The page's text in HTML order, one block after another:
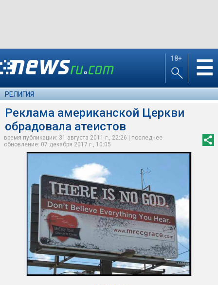
18+ ☰
РЕЛИГИЯ
Реклама американской Церкви
обрадовала атеистов
время публикации: 31 августа 2011 г., 22:26 | последнее
обновление: 07 декабря 2017 г., 10:05